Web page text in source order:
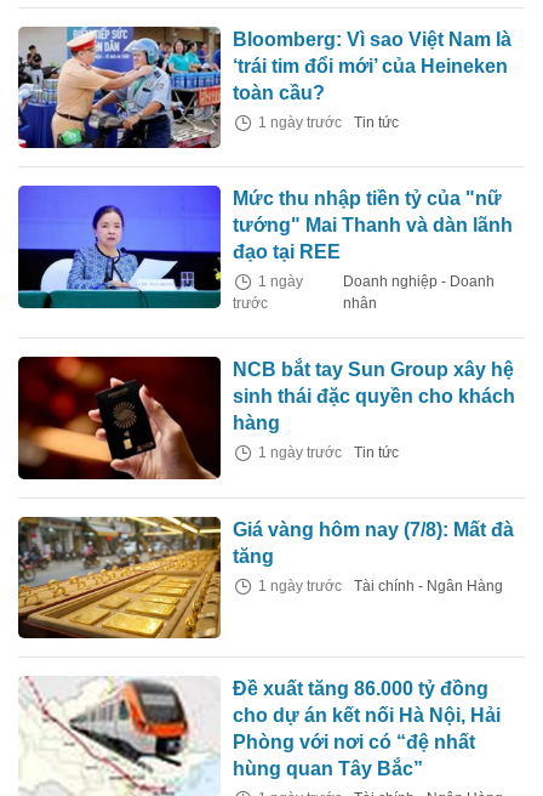
Bloomberg: Vì sao Việt Nam là
‘trái tim đổi mới’ của Heineken
toàn cầu?
1 ngày trước Tin tức
Mức thu nhập tiền tỷ của "nữ
tướng" Mai Thanh và dàn lãnh
đạo tại REE
1 ngày
trước
Doanh nghiệp - Doanh
nhân
NCB bắt tay Sun Group xây hệ
sinh thái đặc quyền cho khách
hàng
1 ngày trước Tin tức
Giá vàng hôm nay (7/8): Mất đà
tăng
1 ngày trước Tài chính - Ngân Hàng
Đề xuất tăng 86.000 tỷ đồng
cho dự án kết nối Hà Nội, Hải
Phòng với nơi có “đệ nhất
hùng quan Tây Bắc”